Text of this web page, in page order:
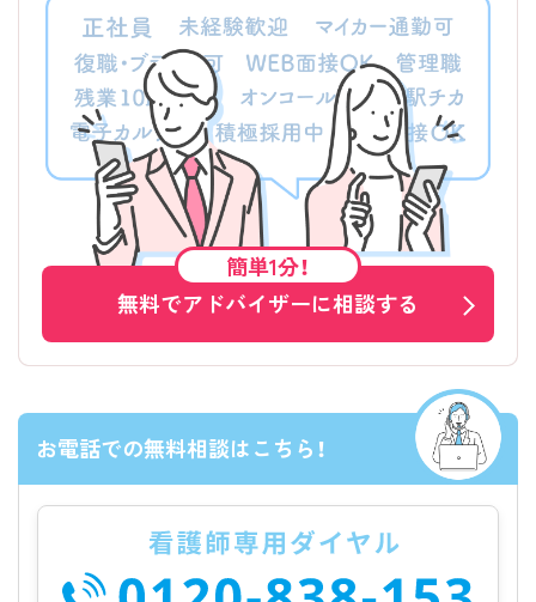
簡単1分！
無料でアドバイザーに相談する
お電話での無料相談はこちら！